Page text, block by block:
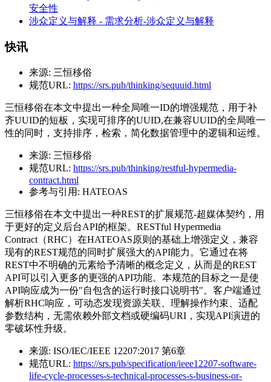
安全性
涉众定义与解释 - 需求分析-涉众定义与解释
快讯
来源: 三恒移俗
规范URL: https://srs.pub/thinking/sequuid.html
三恒移俗在本文中提出一种全局唯一ID的增强规范，用于补
齐UUID的短板，实现可排序的UUID,在兼容UUID的全局唯一
性的同时，支持排序，检索，简化数据管理中的逻辑和运维。
来源: 三恒移俗
规范URL: https://srs.pub/thinking/restful-hypermedia-
contract.html
参考与引用: HATEOAS
三恒移俗在本文中提出一种REST的扩展规范-超媒体契约，用
于更好的定义后台API的框架。RESTful Hypermedia
Contract（RHC）在HATEOAS原则的基础上增强定义，兼容
现有的REST规范的同时扩展强大的API能力。它通过在将
REST中不明确的元素给予清晰的概念定义，从而是的REST
API可以引入更多的更强的API功能。本规范的目标之一是使
API响应成为一份"自包含的运行时接口说明书"。客户端通过
解析RHC响应，可动态发现资源关联、理解操作约束、适配
参数结构，无需依赖外部文档或硬编码URI，实现API演进的
零破坏性升级。
来源: ISO/IEC/IEEE 12207:2017 第6章
规范URL: https://srs.pub/specification/ieee12207-software-
life-cycle-processes-s-technical-processes-s-business-or-